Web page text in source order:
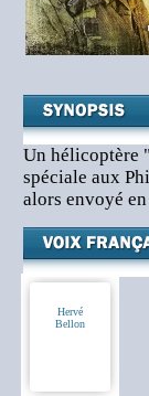
Un hélicoptère
spéciale aux
alors envoyé
Hervé
Bellon